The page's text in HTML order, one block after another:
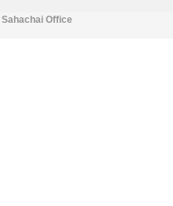
Sahachai Office